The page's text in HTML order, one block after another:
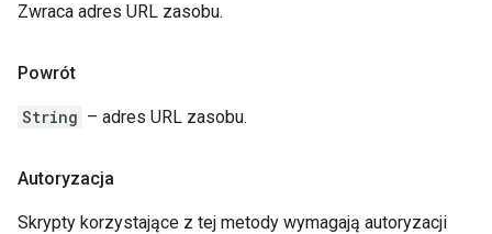
Zwraca adres URL zasobu.
Powrót
String – adres URL zasobu.
Autoryzacja
Skrypty korzystające z tej metody wymagają autoryzacji